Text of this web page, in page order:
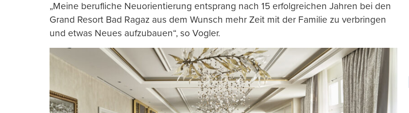
„Meine berufliche Neuorientierung entsprang nach 15 erfolgreichen Jahren bei den
Grand Resort Bad Ragaz aus dem Wunsch mehr Zeit mit der Familie zu verbringen
und etwas Neues aufzubauen“, so Vogler.